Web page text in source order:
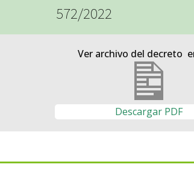
2018
2017
2016
2015
572/2022
Ver archivo del decreto
Descargar PDF